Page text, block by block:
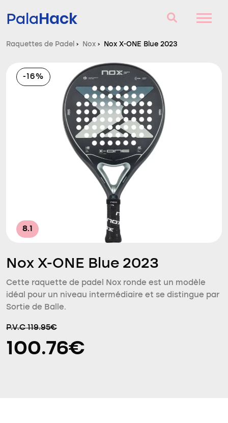
PalaHack
Raquettes de Padel
Questions et réponses
Comparateur
Raquettes de Padel › Nox › Nox X-ONE Blue 2023
-16%
8.1
Nox X-ONE Blue 2023
Cette raquette de padel Nox ronde est un modèle
idéal pour un niveau intermédiaire et se distingue par
Sortie de Balle.
P.V.C 119.95€
100.76€